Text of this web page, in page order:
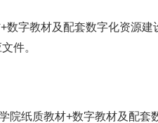
数字教材及配套数字化资源
件。
院纸质教材+数字教材及配套